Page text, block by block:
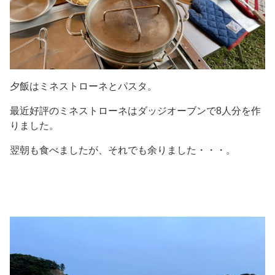
夕飯はミネストローネとパスタ。
最近好評のミネストローネはダッジオーブンで8人分を作
りました。
翌朝も食べましたが、それでも余りました・・・。